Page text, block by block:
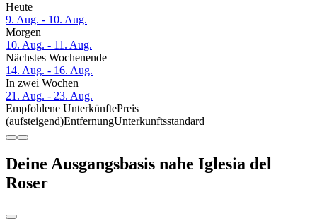
Heute
9. Aug. - 10. Aug.
Morgen
10. Aug. - 11. Aug.
Nächstes Wochenende
14. Aug. - 16. Aug.
In zwei Wochen
21. Aug. - 23. Aug.
Empfohlene UnterkünftePreis
(aufsteigend)EntfernungUnterkunftsstandard
Deine Ausgangsbasis nahe Iglesia del
Roser